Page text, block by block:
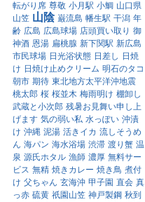
転がり席 尊敬 小月駅 小鯛 山口県
山笠 山陰 巌流島 幡生駅 干潟 年
齢 広島 広島球場 店頭買い取り 御
神酒 恩湯 扁桃腺 新下関駅 新広島
市民球場 日光浴状態 日差し 日焼
け 日焼け止めクリーム 明石のタコ
朝市 期待 東北地方太平洋沖地震
桃太郎 桜 桜並木 梅雨明け 棚卸し
武蔵と小次郎 残暑お見舞い申し上
げます 気の弱い私 水っぽい 沖漬
け 沖縄 泥湯 活きイカ 流しそうめ
ん 海パン 海水浴場 渋滞 渡り蟹 温
泉 源氏ホタル 漁師 濃厚 無料サー
ビス 無精 焼きカレー 焼き鳥 煮付
け 父ちゃん 玄海沖 甲子園 直会 真
っ赤 硫黄 祇園山笠 神戸製鋼 秋到